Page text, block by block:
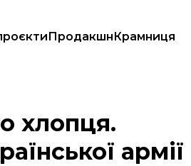
ПродакшнКрамниця
хлопця.
армії